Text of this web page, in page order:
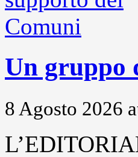
Un gruppo
8 Agosto 2026